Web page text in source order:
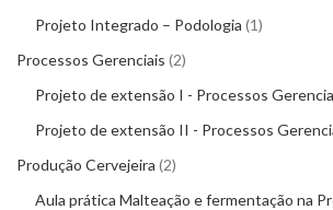
Projeto Integrado – Podologia 1
Processos Gerenciais 2
Projeto de extensão I - Processos
Projeto de extensão II - Processos
Produção Cervejeira 2
Aula prática Malteação e fermentação na